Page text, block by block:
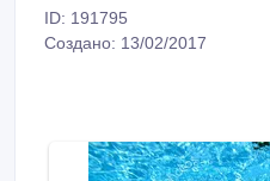
ID: 191795
Создано: 13/02/2017